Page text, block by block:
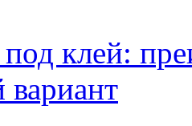
клей: